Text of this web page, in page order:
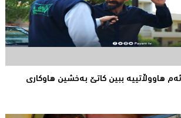
هاووڵاتییە ببین کاتێ بەخشین هاوکاری